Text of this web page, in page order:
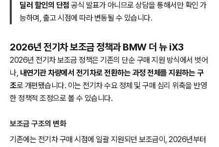
딜러 할인의 단점 공식 발표가 아니므로 상담을 통해서만 확인 가
능하며, 출고 시점에 따라 변동될 수 있습니다.
2026년 전기차 보조금 정책과 BMW 더 뉴 iX3
2026년 전기차 보조금 정책은 기존의 단순 구매 지원 방식에서 벗어
나, 내연기관 차량에서 전기차로 전환하는 과정 전체를 지원하는 구
조로 개편됐습니다. 이는 전기차 수요 정체 및 구매 심리 위축을 반영
한 정책적 조정으로 볼 수 있습니다.
보조금 구조의 변화
기존에는 전기차 구매 시점에 일괄 지원되던 보조금이, 2026년부터